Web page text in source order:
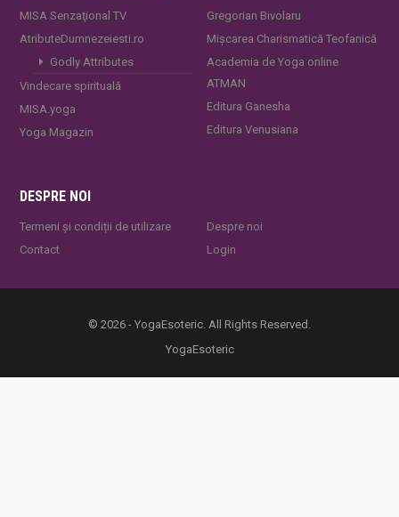
MISA Senzaţional TV
AtributeDumnezeiesti.ro
Godly Attributes
Vindecare spirituală
MISA.yoga
Yoga Magazin
Gregorian Bivolaru
Mișcarea Charismatică Teofanică
Academia de Yoga online
ATMAN
Editura Ganesha
Editura Venusiana
DESPRE NOI
Termeni și condiții de utilizare
Contact
Despre noi
Login
© 2026 - YogaEsoteric. All Rights Reserved.
YogaEsoteric